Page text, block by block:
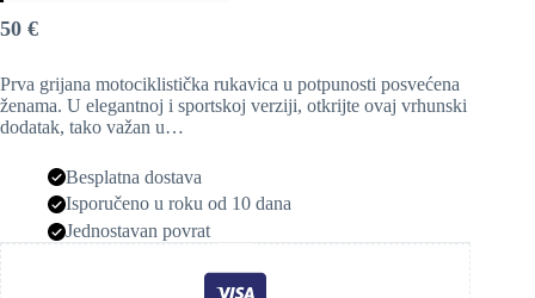
50 €
Prva grijana motociklistička rukavica u potpunosti posvećena
ženama. U elegantnoj i sportskoj verziji, otkrijte ovaj vrhunski
dodatak, tako važan u…
Besplatna dostava
Isporučeno u roku od 10 dana
Jednostavan povrat